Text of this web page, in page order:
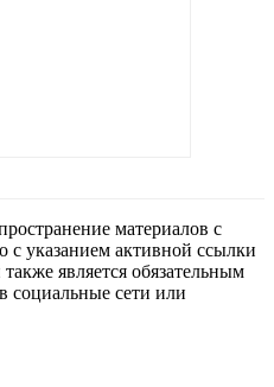
материалов с
с указанием активной ссылки
является обязательным
социальные сети или